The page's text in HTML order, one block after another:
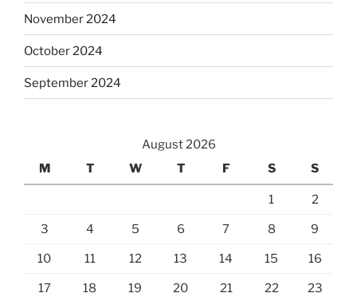
November 2024
October 2024
September 2024
August 2026
M
T W T F S S
1 2
3 4 5 6 7 8 9
10 11 12 13 14 15 16
17 18 19 20 21 22 23